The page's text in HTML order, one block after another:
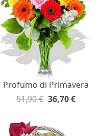
Profumo di Primavera
51,90 € 36,70€